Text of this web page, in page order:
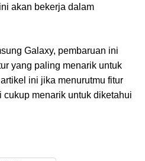
akan bekerja dalam
Galaxy, pembaruan ini
yang paling menarik untuk
ini jika menurutmu fitur
cukup menarik untuk diketahui